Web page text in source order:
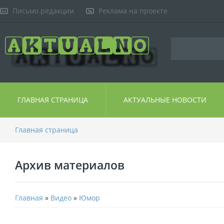
Письмо редакции Реклама на проекте
ГЛАВНАЯ СТРАНИЦА АКТУАЛЬНЫЕ НОВОСТИ
Главная страница
Архив материалов
Главная » Видео » Юмор